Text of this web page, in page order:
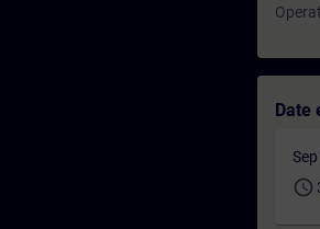
Date
schedule